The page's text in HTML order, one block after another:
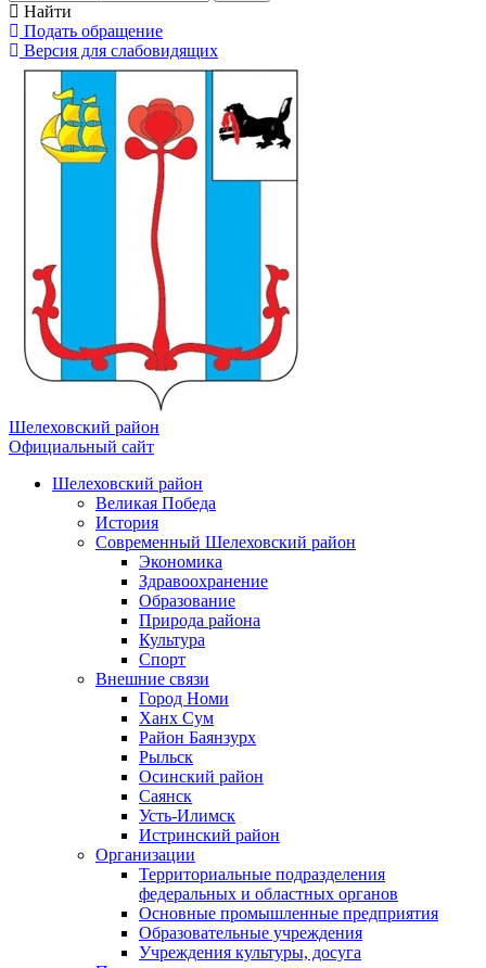
Найти
Подать обращение
Версия для слабовидящих
Шелеховский район
Официальный сайт
Шелеховский район
Великая Победа
История
Современный Шелеховский район
Экономика
Здравоохранение
Образование
Природа района
Культура
Спорт
Внешние связи
Город Номи
Ханх Сум
Район Баянзурх
Рыльск
Осинский район
Саянск
Усть-Илимск
Истринский район
Организации
Территориальные подразделения
федеральных и областных органов
Основные промышленные предприятия
Образовательные учреждения
Учреждения культуры, досуга